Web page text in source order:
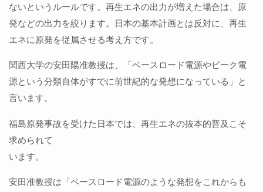
ないというルールです。再生エネの出力が増えた場合は、原
発などの出力を絞ります。日本の基本計画とは反対に、再生
エネに原発を従属させる考え方です。
関西大学の安田陽准教授は、「ベースロード電源やピーク電
源という分類自体がすでに前世紀的な発想になっている」と
言います。
福島原発事故を受けた日本では、再生エネの抜本的普及こそ
求められて
います。
安田准教授は「ベースロード電源のような発想をこれからも